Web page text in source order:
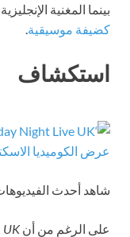
بينما المغنية الإنجليزية
كضيفة موسيقية
استكشاف
شاهد أحدث
على الرغم من أنUK